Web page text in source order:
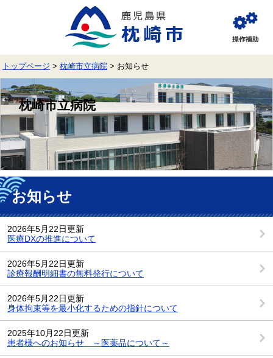
で
す。
ば
し
て
本
文
覧
補
トップページ > 枕崎市立病院 > お知らせ
枕崎市立病院
本
文 お知らせ
2026年5月22日更新
医療DXの推進について
2026年5月22日更新
診療報酬明細書の無料発行について
2026年5月22日更新
身体拘束等を最小化するための指針について
2025年10月22日更新
患者様へのお知らせ ～医薬品について～